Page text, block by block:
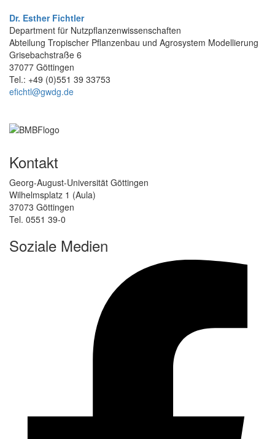
Dr. Esther Fichtler
Department für Nutzpflanzenwissenschaften
Abteilung Tropischer Pflanzenbau und Agrosystem Modellierung
Grisebachstraße 6
37077 Göttingen
Tel.: +49 (0)551 39 33753
efichtl@gwdg.de
Kontakt
Georg-August-Universität Göttingen
Wilhelmsplatz 1 (Aula)
37073 Göttingen
Tel. 0551 39-0
Soziale Medien